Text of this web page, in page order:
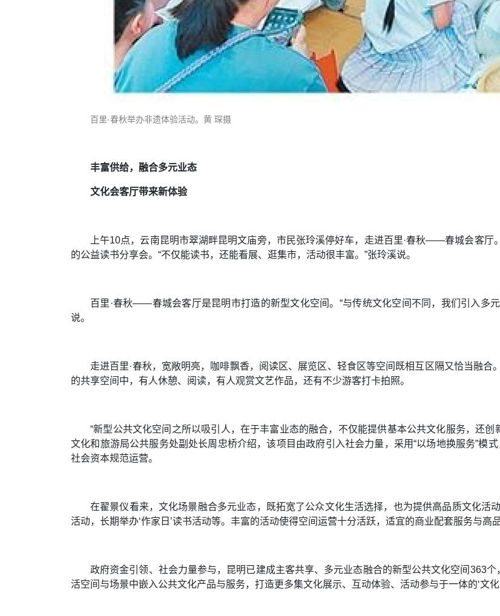
百里·春秋举办非遗体验活动。黄 琛摄
丰富供给，融合多元业态
文化会客厅带来新体验
上午10点，云南昆明市翠湖畔昆明文庙旁，市民张玲溪停好车，走进百里·春秋——春城会客
的公益读书分享会。“不仅能读书，还能看展、逛集市，活动很丰富。”张玲溪说。
百里·春秋——春城会客厅是昆明市打造的新型文化空间。“与传统文化空间不同，我们引入多
说。
走进百里·春秋，宽敞明亮，咖啡飘香，阅读区、展览区、轻食区等空间既相互区隔又恰当融合
的共享空间中，有人休憩、阅读，有人观赏文艺作品，还有不少游客打卡拍照。
“新型公共文化空间之所以吸引人，在于丰富业态的融合，不仅能提供基本公共文化服务，还
文化和旅游局公共服务处副处长周忠桥介绍，该项目由政府引入社会力量，采用“以场地换服务”模
社会资本规范运营。
在翟景仪看来，文化场景融合多元业态，既拓宽了公众文化生活选择，也为提供高品质文化活
活动，长期举办‘作家日’读书活动等。丰富的活动使得空间运营十分活跃，适宜的商业配套服务与高
政府资金引领、社会力量参与，昆明已建成主客共享、多元业态融合的新型公共文化空间363
活空间与场景中嵌入公共文化产品与服务，打造更多集文化展示、互动体验、活动参与于一体的‘文化